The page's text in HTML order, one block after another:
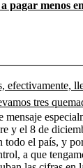
pagar menos
efectivamente,
tres
mensaje
y el 8 de
todo el país, y
a que